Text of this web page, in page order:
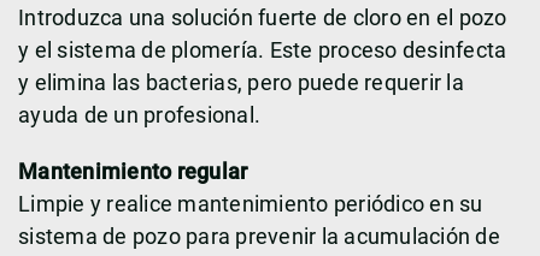
Introduzca una solución fuerte de cloro en el pozo
y el sistema de plomería. Este proceso desinfecta
y elimina las bacterias, pero puede requerir la
ayuda de un profesional.
Mantenimiento regular
Limpie y realice mantenimiento periódico en su
sistema de pozo para prevenir la acumulación de